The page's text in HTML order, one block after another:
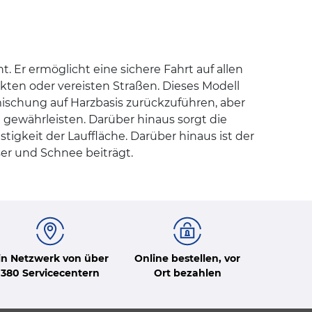
Er ermöglicht eine sichere Fahrt auf allen
oder vereisten Straßen. Dieses Modell
auf Harzbasis zurückzuführen, aber
Darüber hinaus sorgt die
der Lauffläche. Darüber hinaus ist der
und Schnee beiträgt.
Netzwerk von über
380 Servicecentern
Online bestellen, vor
Ort bezahlen